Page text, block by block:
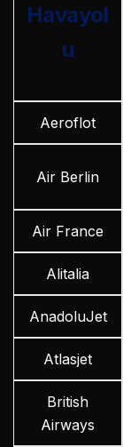
Havayol
u
Aeroflot
Air Berlin
Air France
Alitalia
AnadoluJet
Atlasjet
British
Airways